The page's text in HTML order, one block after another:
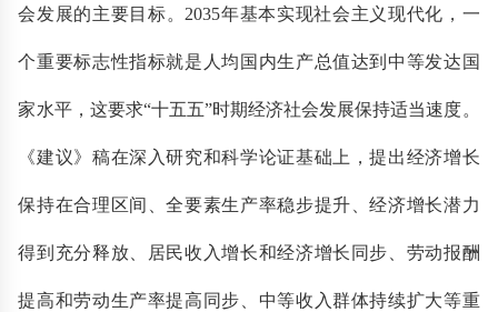
会发展的主要目标。2035年基本实现社会主义现代化，一
个重要标志性指标就是人均国内生产总值达到中等发达国
家水平，这要求“十五五”时期经济社会发展保持适当速度。
《建议》稿在深入研究和科学论证基础上，提出经济增长
保持在合理区间、全要素生产率稳步提升、经济增长潜力
得到充分释放、居民收入增长和经济增长同步、劳动报酬
提高和劳动生产率提高同步、中等收入群体持续扩大等重